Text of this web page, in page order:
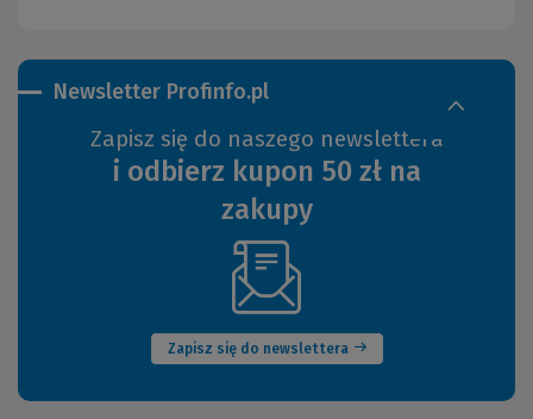
Newsletter Profinfo.pl
Zapisz się do naszego newslettera
i odbierz kupon 50 zł na
zakupy
Zapisz się do newslettera
(Nowe
okno)